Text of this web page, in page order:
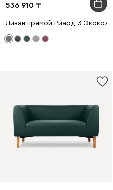
536 910
Диван прямой Риард-3